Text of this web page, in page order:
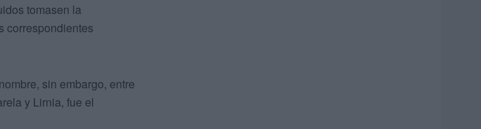
tomasen la
correspondientes
sin embargo, entre
y Lirnia, fue el